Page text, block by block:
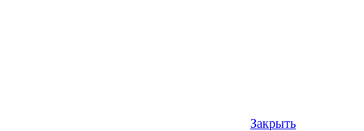
Закрыть